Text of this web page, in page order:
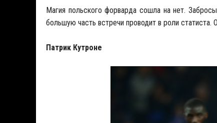
Магия польского форварда сошла на нет.
большую часть встречи проводит в роли статиста.
Патрик Кутроне